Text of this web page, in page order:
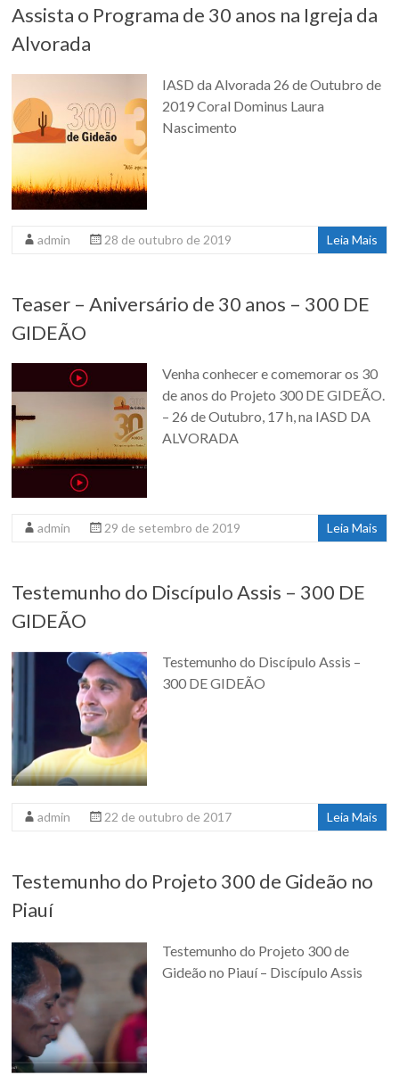
Assista o Programa de 30 anos na Igreja da
Alvorada
IASD da Alvorada 26 de Outubro de
2019 Coral Dominus Laura
Nascimento
admin 28 de outubro de 2019 Leia Mais
Teaser – Aniversário de 30 anos – 300 DE
GIDEÃO
Venha conhecer e comemorar os 30
de anos do Projeto 300 DE GIDEÃO.
– 26 de Outubro, 17 h, na IASD DA
ALVORADA
admin 29 de setembro de 2019 Leia Mais
Testemunho do Discípulo Assis – 300 DE
GIDEÃO
Testemunho do Discípulo Assis –
300 DE GIDEÃO
admin 22 de outubro de 2017 Leia Mais
Testemunho do Projeto 300 de Gideão no
Piauí
Testemunho do Projeto 300 de
Gideão no Piauí – Discípulo Assis